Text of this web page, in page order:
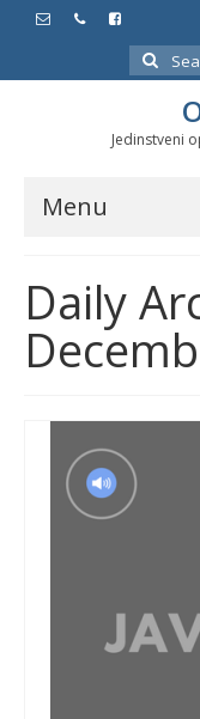
Search
for:
Jedinstveni
Menu
Službeni
Javne nabavke
Značajni
Program
sektoru
Daily